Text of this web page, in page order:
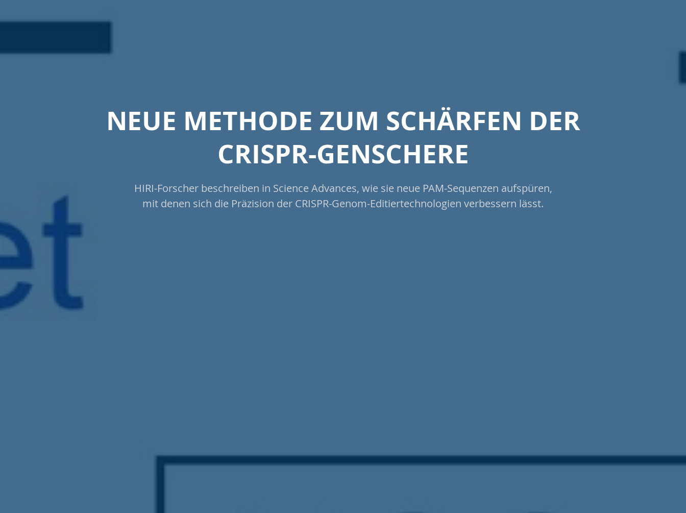
NEUE METHODE ZUM SCHÄRFEN DER
CRISPR-GENSCHERE
HIRI-Forscher beschreiben in Science Advances, wie sie neue PAM-Sequenzen aufspüren,
mit denen sich die Präzision der CRISPR-Genom-Editiertechnologien verbessern lässt.